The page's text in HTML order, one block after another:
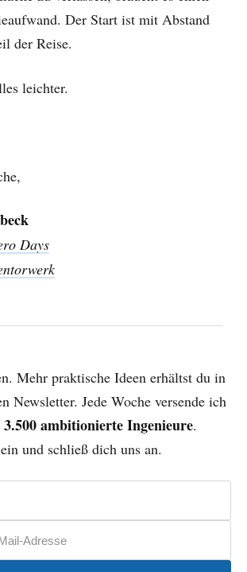
Der Start ist mit Abstand
der Reise.
leichter.
Days
Mehr praktische Ideen erhältst du in
Newsletter. Jede Woche versende ich
ambitionierte Ingenieure.
und schließ dich uns an.